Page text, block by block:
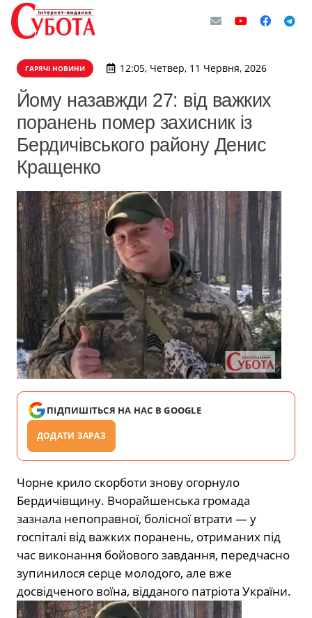
ГАРЯЧІ НОВИНИ 12:05, Четвер, 11 Червня, 2026
Йому назавжди 27: від важких
поранень помер захисник із
Бердичівського району Денис
Кращенко
ПІДПИШІТЬСЯ НА НАС В GOOGLE
ДОДАТИ ЗАРАЗ
Чорне крило скорботи знову огорнуло
Бердичівщину. Вчорайшенська громада
зазнала непоправної, болісної втрати — у
госпіталі від важких поранень, отриманих під
час виконання бойового завдання, передчасно
зупинилося серце молодого, але вже
досвідченого воїна, відданого патріота України.